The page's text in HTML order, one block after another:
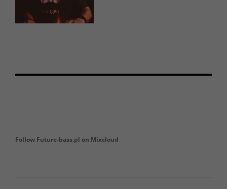
Follow Future-bass.pl on Mixcloud